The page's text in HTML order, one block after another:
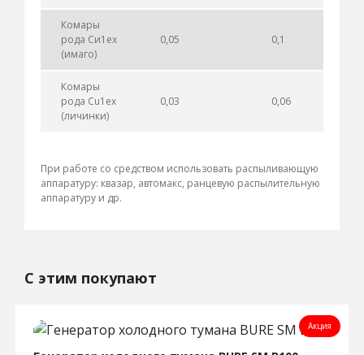
Комары
рода Си1ех
(имаго)
0,05 0,1
Комары
рода Сu1ех
(личинки)
0,03 0,06
При работе со средством использовать распыливающую
аппаратуру: квазар, автомакс, ранцевую распылительную
аппаратуру и др.
С этим покупают
Акция